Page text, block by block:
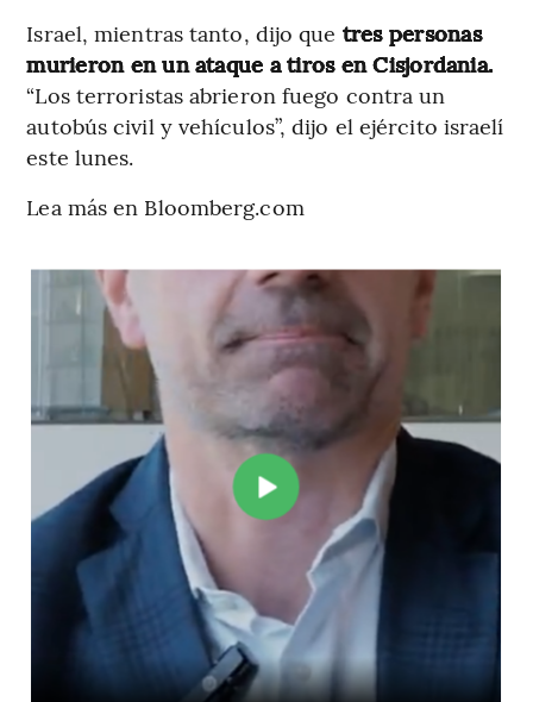
Israel, mientras tanto, dijo que tres personas
murieron en un ataque a tiros en Cisjordania.
“Los terroristas abrieron fuego contra un
autobús civil y vehículos”, dijo el ejército israelí
este lunes.
Lea más en Bloomberg.com